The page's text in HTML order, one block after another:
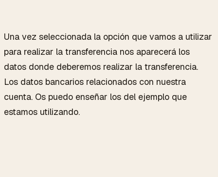
Una vez seleccionada la opción que vamos a utilizar
para realizar la transferencia nos aparecerá los
datos donde deberemos realizar la transferencia.
Los datos bancarios relacionados con nuestra
cuenta. Os puedo enseñar los del ejemplo que
estamos utilizando.